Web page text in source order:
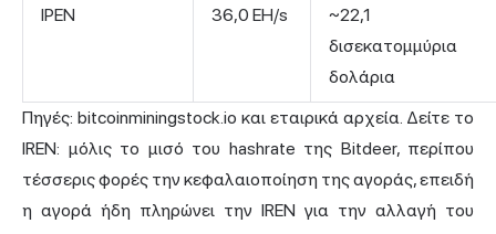
ΙΡΕΝ 36,0 EH/s
~22,1
δισεκατομμύρια
δολάρια
Πηγές: bitcoinminingstock.io και εταιρικά αρχεία. Δείτε το
IREN: μόλις το μισό του hashrate της Bitdeer, περίπου
τέσσερις φορές την κεφαλαιοποίηση της αγοράς, επειδή
η αγορά ήδη πληρώνει την IREN για την αλλαγή του